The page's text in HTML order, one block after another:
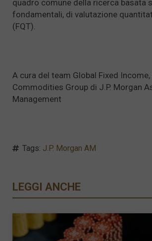
quadro comune della ricerca basata
fondamentali, di valutazione
(FQT).
A cura del team Global Fixed Income,
Commodities Group di J.P. Morgan
Management
Tags: J.P. Morgan AM
LEGGI ANCHE